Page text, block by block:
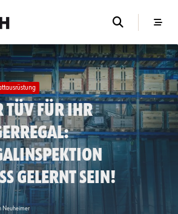
TÜV für Ihr
gelernt sein!
Neuheimer